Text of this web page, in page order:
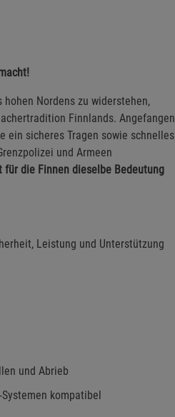
Nordens zu widerstehen,
Finnlands. Angefangen
ein sicheres Tragen sowie schnelles
und Armeen
für die Finnen dieselbe Bedeutung
Leistung und Unterstützung
und Abrieb
kompatibel